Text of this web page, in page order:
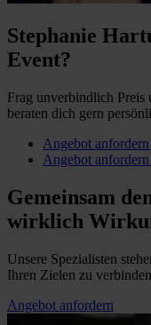
Stephanie
Event?
Frag unverbindlich Preis
beraten dich gern
Angebot anfordern
Angebot anfordern
Gemeinsam
wirklich
Unsere Spezialisten
Ihren Zielen zu
Angebot anfordern